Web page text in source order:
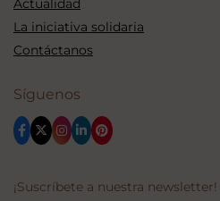
Actualidad
La iniciativa solidaria
Contáctanos
Síguenos
¡Suscríbete a nuestra newsletter!